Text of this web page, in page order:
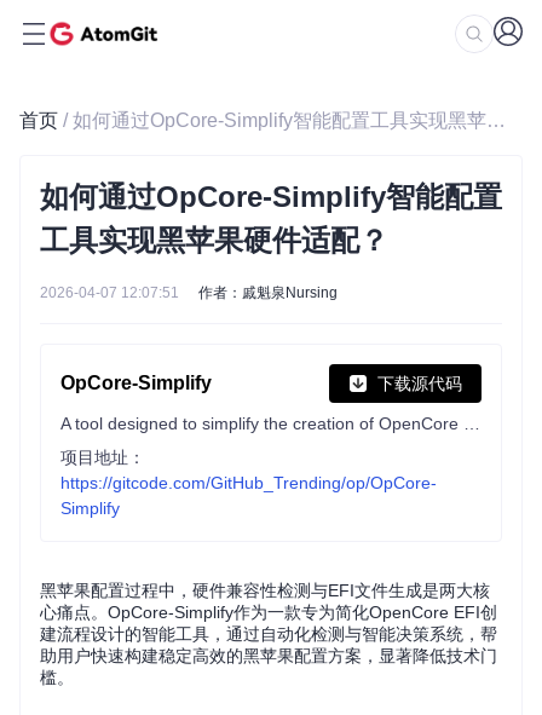
首页 / 如何通过OpCore-Simplify智能配置工具实现黑苹果硬件适配？
如何通过OpCore-Simplify智能配置
工具实现黑苹果硬件适配？
2026-04-07 12:07:51 作者：戚魁泉Nursing
OpCore-Simplify 下载源代码
项目地址：
https://gitcode.com/GitHub_Trending/op/OpCore-
Simplify
黑苹果配置过程中，硬件兼容性检测与EFI文件生成是两大核
心痛点。OpCore-Simplify作为一款专为简化OpenCore EFI创
建流程设计的智能工具，通过自动化检测与智能决策系统，帮
助用户快速构建稳定高效的黑苹果配置方案，显著降低技术门
槛。